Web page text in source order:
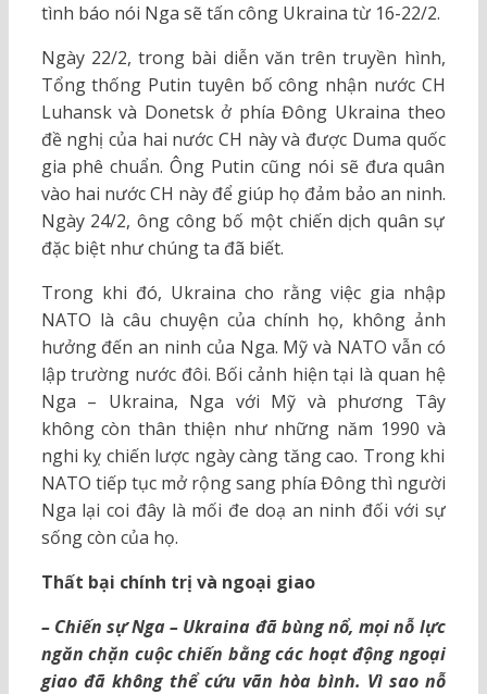
tình báo nói Nga sẽ tấn công Ukraina từ 16-22/2.
Ngày 22/2, trong bài diễn văn trên truyền hình,
Tổng thống Putin tuyên bố công nhận nước CH
Luhansk và Donetsk ở phía Đông Ukraina theo
đề nghị của hai nước CH này và được Duma quốc
gia phê chuẩn. Ông Putin cũng nói sẽ đưa quân
vào hai nước CH này để giúp họ đảm bảo an ninh.
Ngày 24/2, ông công bố một chiến dịch quân sự
đặc biệt như chúng ta đã biết.
Trong khi đó, Ukraina cho rằng việc gia nhập
NATO là câu chuyện của chính họ, không ảnh
hưởng đến an ninh của Nga. Mỹ và NATO vẫn có
lập trường nước đôi. Bối cảnh hiện tại là quan hệ
Nga – Ukraina, Nga với Mỹ và phương Tây
không còn thân thiện như những năm 1990 và
nghi kỵ chiến lược ngày càng tăng cao. Trong khi
NATO tiếp tục mở rộng sang phía Đông thì người
Nga lại coi đây là mối đe doạ an ninh đối với sự
sống còn của họ.
Thất bại chính trị và ngoại giao
– Chiến sự Nga – Ukraina đã bùng nổ, mọi nỗ lực
ngăn chặn cuộc chiến bằng các hoạt động ngoại
giao đã không thể cứu vãn hòa bình. Vì sao nỗ